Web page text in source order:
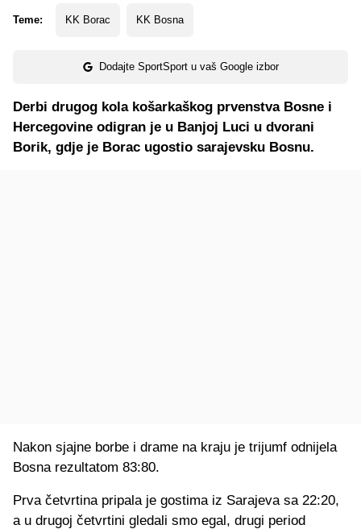
Teme: KK Borac KK Bosna
Dodajte SportSport u vaš Google izbor
Derbi drugog kola košarkaškog prvenstva Bosne i
Hercegovine odigran je u Banjoj Luci u dvorani
Borik, gdje je Borac ugostio sarajevsku Bosnu.
Nakon sjajne borbe i drame na kraju je trijumf odnijela
Bosna rezultatom 83:80.
Prva četvrtina pripala je gostima iz Sarajeva sa 22:20,
a u drugoj četvrtini gledali smo egal, drugi period